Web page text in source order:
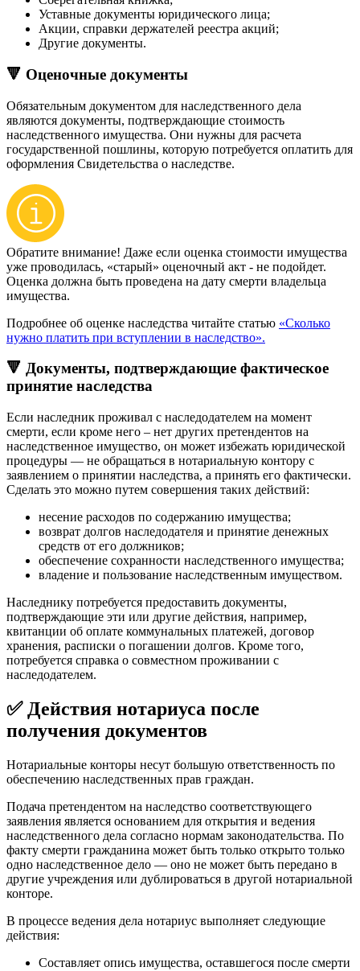
Уставные документы юридического лица;
Акции, справки держателей реестра акций;
Другие документы.
🔻 Оценочные документы
Обязательным документом для наследственного дела
являются документы, подтверждающие стоимость
наследственного имущества. Они нужны для расчета
государственной пошлины, которую потребуется оплатить для
оформления Свидетельства о наследстве.
Обратите внимание! Даже если оценка стоимости имущества
уже проводилась, «старый» оценочный акт - не подойдет.
Оценка должна быть проведена на дату смерти владельца
имущества.
Подробнее об оценке наследства читайте статью «Сколько
нужно платить при вступлении в наследство».
🔻 Документы, подтверждающие фактическое
принятие наследства
Если наследник проживал с наследодателем на момент
смерти, если кроме него – нет других претендентов на
наследственное имущество, он может избежать юридической
процедуры — не обращаться в нотариальную контору с
заявлением о принятии наследства, а принять его фактически.
Сделать это можно путем совершения таких действий:
несение расходов по содержанию имущества;
возврат долгов наследодателя и принятие денежных
средств от его должников;
обеспечение сохранности наследственного имущества;
владение и пользование наследственным имуществом.
Наследнику потребуется предоставить документы,
подтверждающие эти или другие действия, например,
квитанции об оплате коммунальных платежей, договор
хранения, расписки о погашении долгов. Кроме того,
потребуется справка о совместном проживании с
наследодателем.
✅ Действия нотариуса после
получения документов
Нотариальные конторы несут большую ответственность по
обеспечению наследственных прав граждан.
Подача претендентом на наследство соответствующего
заявления является основанием для открытия и ведения
наследственного дела согласно нормам законодательства. По
факту смерти гражданина может быть только открыто только
одно наследственное дело — оно не может быть передано в
другие учреждения или дублироваться в другой нотариальной
конторе.
В процессе ведения дела нотариус выполняет следующие
действия:
Составляет опись имущества, оставшегося после смерти